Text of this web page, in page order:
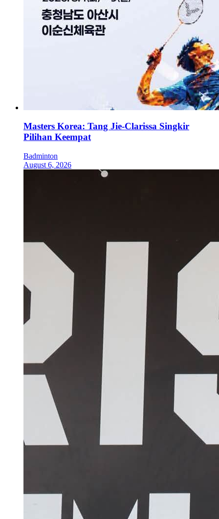
Masters Korea: Tang Jie-Clarissa Singkir
Pilihan Keempat
Badminton
August 6, 2026